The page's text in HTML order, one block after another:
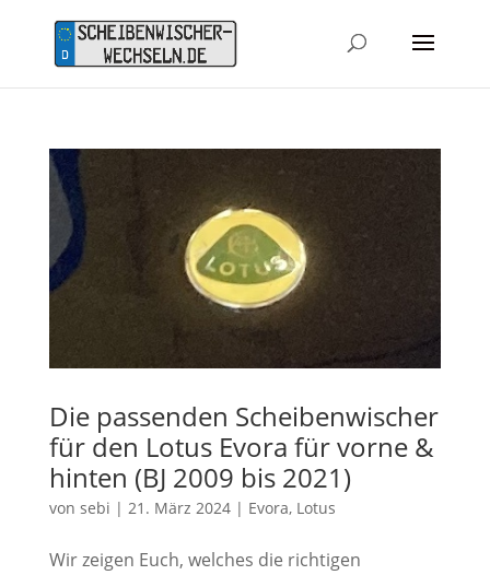
Die passenden Scheibenwischer
für den Lotus Evora für vorne &
hinten (BJ 2009 bis 2021)
von sebi | 21. März 2024| Evora, Lotus
Wir zeigen Euch, welches die richtigen